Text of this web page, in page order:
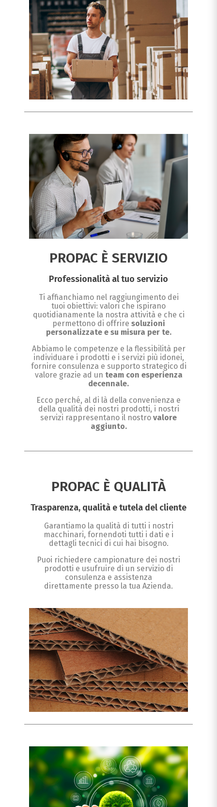
PROPAC È SERVIZIO
Professionalità al tuo servizio
Ti affianchiamo nel raggiungimento dei
tuoi obiettivi: valori che ispirano
quotidianamente la nostra attività e che ci
permettono di offrire soluzioni
personalizzate e su misura per te.
Abbiamo le competenze e la flessibilità per
individuare i prodotti e i servizi più idonei,
fornire consulenza e supporto strategico di
valore grazie ad un team con esperienza
decennale.
Ecco perché, al di là della convenienza e
della qualità dei nostri prodotti, i nostri
servizi rappresentano il nostro valore
aggiunto.
PROPAC È QUALITÀ
Trasparenza, qualità e tutela del cliente
Garantiamo la qualità di tutti i nostri
macchinari, fornendoti tutti i dati e i
dettagli tecnici di cui hai bisogno.
Puoi richiedere campionature dei nostri
prodotti e usufruire di un servizio di
consulenza e assistenza
direttamente presso la tua Azienda.